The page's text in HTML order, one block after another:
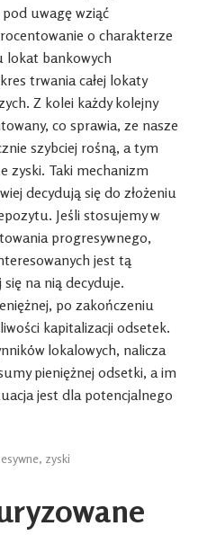
uwagę wziąć
o charakterze
lokat bankowych
trwania całej lokaty
Z kolei każdy kolejny
co sprawia, ze nasze
szybciej rośną, a tym
zyski. Taki mechanizm
decydują się do złożeniu
Jeśli stosujemy w
progresywnego,
jest tą
na nią decyduje.
po zakończeniu
kapitalizacji odsetek.
lokalowych, nalicza
pieniężnej odsetki, a im
jest dla potencjalnego
, zyski